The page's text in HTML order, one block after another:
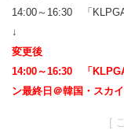
14:00～16:30 「
↓
変更後
14:00～16:30 「
ン最終日＠韓国・スカ
[